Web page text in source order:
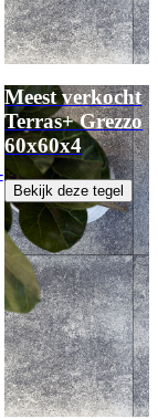
Meest verkocht
Terras+ Grezzo
60x60x4
Bekijk deze tegel